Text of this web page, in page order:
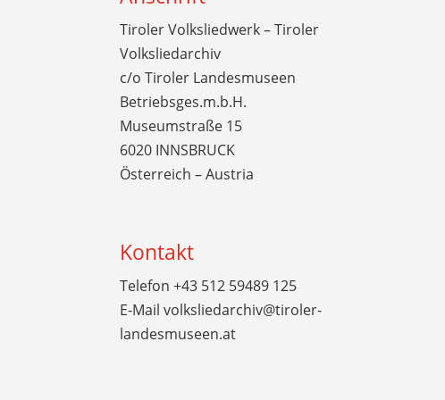
Tiroler Volksliedwerk – Tiroler
Volksliedarchiv
c/o Tiroler Landesmuseen
Betriebsges.m.b.H.
Museumstraße 15
6020 INNSBRUCK
Österreich – Austria
Kontakt
Telefon+43 512 59489 125
E-Mailvolksliedarchiv@tiroler-
landesmuseen.at